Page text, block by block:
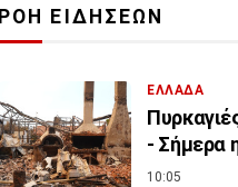
ΡΟΗ ΕΙΔΗΣΕΩΝ
ΕΛΛΑΔΑ
- Σήμερα
10:05